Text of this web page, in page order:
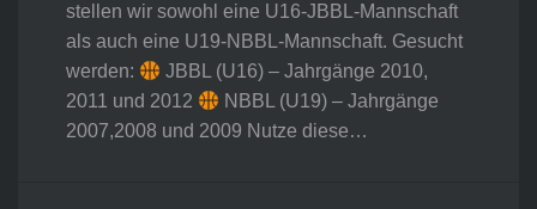
stellen wir sowohl eine U16-JBBL-Mannschaft
als auch eine U19-NBBL-Mannschaft. Gesucht
werden:
JBBL (U16) – Jahrgänge 2010,
2011 und 2012
NBBL (U19) – Jahrgänge
2007,2008 und 2009 Nutze diese…